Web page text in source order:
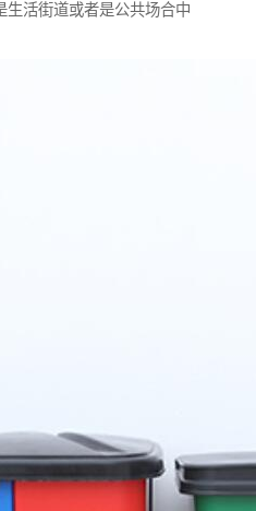
生活街道或者是公共场合中